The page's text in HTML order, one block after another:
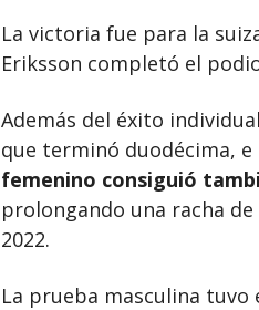
La victoria fue para la
Eriksson completó el
Además del éxito
que terminó duodécima,
femenino consiguió
prolongando una racha
2022.
La prueba masculina tuvo